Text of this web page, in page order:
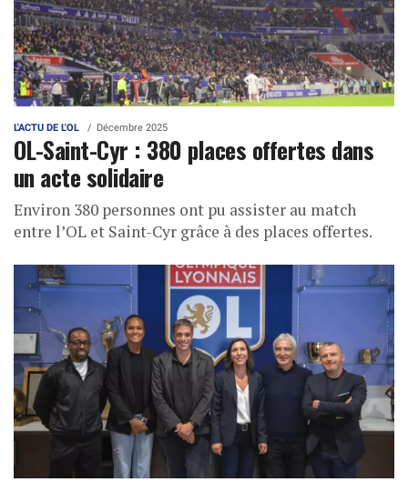
L'ACTU DE L'OL Décembre 2025
OL-Saint-Cyr : 380 places offertes dans
un acte solidaire
Environ 380 personnes ont pu assister au match
entre l’OL et Saint-Cyr grâce à des places offertes.